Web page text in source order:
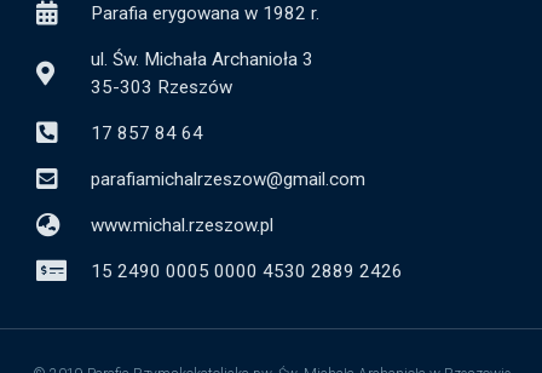
Parafia erygowana w 1982 r.
ul. Św. Michała Archanioła 3
35-303 Rzeszów
17 857 84 64
parafiamichalrzeszow@gmail.com
www.michal.rzeszow.pl
15 2490 0005 0000 4530 2889 2426